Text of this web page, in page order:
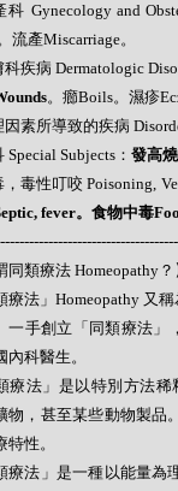
Gynecology and
流產Miscarriage。
疾病 Dermatologic
。癤Boils。濕疹
素所導致的疾病
Special Subjects： 發高
毒性叮咬 Poisoning,
fever。食物中毒
同類療法 Homeopathy？
療法」Homeopathy 又
一手創立「同類療法」
內科醫生。
療法」是以特別方法
物，甚至某些動物製品
特性。
療法」是一種以能量